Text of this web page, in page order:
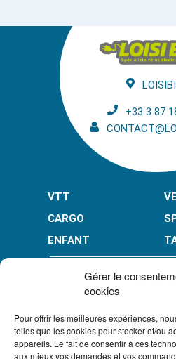
Gérer le
cookies
Pour offrir les meilleures expériences,
telles que les cookies pour stocker et/ou
appareils. Le fait de consentir à ces
aux mieux vos demandes et vos
+33 3 87
VTT
CARGO
ENFANT
PAIEMENT EN
LIMITÉ À 3000 € POUR LE 10X. LIMITÉ
CONDITION